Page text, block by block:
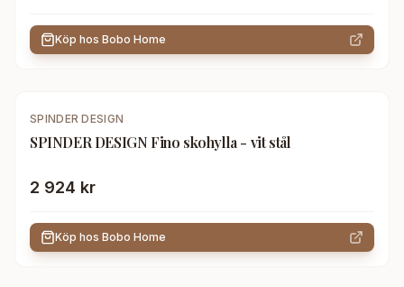
Köp hos Bobo Home
SPINDER DESIGN
SPINDER DESIGN Fino skohylla - vit stål
2 924 kr
Köp hos Bobo Home